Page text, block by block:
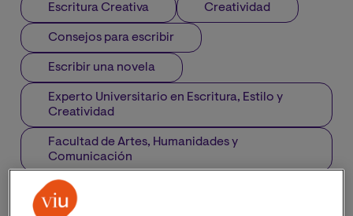
Escritura Creativa Creatividad
Consejos para escribir
Escribir una novela
Experto Universitario en Escritura, Estilo y
Creatividad
Facultad de Artes, Humanidades y
Comunicación